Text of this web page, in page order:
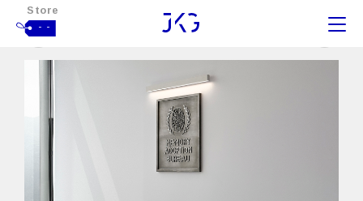
Store
- -